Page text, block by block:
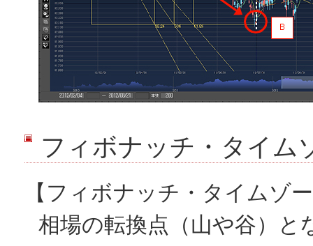
フィボナッチ・タイム
【フィボナッチ・タイムゾ
相場の転換点（山や谷）